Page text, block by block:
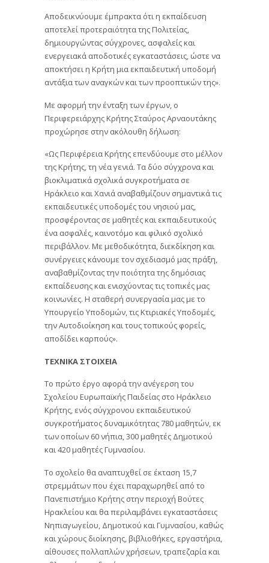
Αποδεικνύουμε έμπρακτα ότι η εκπαίδευση
αποτελεί προτεραιότητα της Πολιτείας,
δημιουργώντας σύγχρονες, ασφαλείς και
ενεργειακά αποδοτικές εγκαταστάσεις, ώστε να
αποκτήσει η Κρήτη μια εκπαιδευτική υποδομή
αντάξια των αναγκών και των προοπτικών της».
Με αφορμή την ένταξη των έργων, ο
Περιφερειάρχης Κρήτης Σταύρος Αρναουτάκης
προχώρησε στην ακόλουθη δήλωση:
«Ως Περιφέρεια Κρήτης επενδύουμε στο μέλλον
της Κρήτης, τη νέα γενιά. Τα δύο σύγχρονα και
βιοκλιματικά σχολικά συγκροτήματα σε
Ηράκλειο και Χανιά αναβαθμίζουν σημαντικά τις
εκπαιδευτικές υποδομές του νησιού μας,
προσφέροντας σε μαθητές και εκπαιδευτικούς
ένα ασφαλές, καινοτόμο και φιλικό σχολικό
περιβάλλον. Με μεθοδικότητα, διεκδίκηση και
συνέργειες κάνουμε τον σχεδιασμό μας πράξη,
αναβαθμίζοντας την ποιότητα της δημόσιας
εκπαίδευσης και ενισχύοντας τις τοπικές μας
κοινωνίες. Η σταθερή συνεργασία μας με το
Υπουργείο Υποδομών, τις Κτιριακές Υποδομές,
την Αυτοδιοίκηση και τους τοπικούς φορείς,
αποδίδει καρπούς».
ΤΕΧΝΙΚΑ ΣΤΟΙΧΕΙΑ
Το πρώτο έργο αφορά την ανέγερση του
Σχολείου Ευρωπαϊκής Παιδείας στο Ηράκλειο
Κρήτης, ενός σύγχρονου εκπαιδευτικού
συγκροτήματος δυναμικότητας 780 μαθητών, εκ
των οποίων 60 νήπια, 300 μαθητές Δημοτικού
και 420 μαθητές Γυμνασίου.
Το σχολείο θα αναπτυχθεί σε έκταση 15,7
στρεμμάτων που έχει παραχωρηθεί από το
Πανεπιστήμιο Κρήτης στην περιοχή Βούτες
Ηρακλείου και θα περιλαμβάνει εγκαταστάσεις
Νηπιαγωγείου, Δημοτικού και Γυμνασίου, καθώς
και χώρους διοίκησης, βιβλιοθήκες, εργαστήρια,
αίθουσες πολλαπλών χρήσεων, τραπεζαρία και